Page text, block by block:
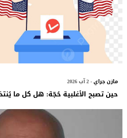
مازن جراي- 2 آب 2026
حين تصبح الأغلبية حُجّة: هل كل ما